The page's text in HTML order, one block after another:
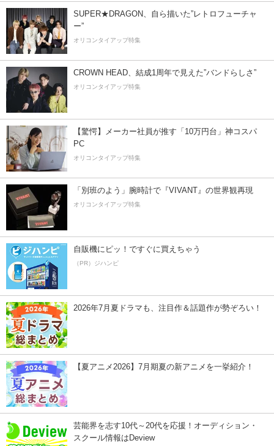
SUPER★DRAGON、自ら描いた”レトロフューチャ
ー”
オリコンタイアップ特集
CROWN HEAD、結成1周年で見えた”バンドらしさ”
オリコンタイアップ特集
【驚愕】メーカー社員が推す「10万円台」神コスパ
PC
オリコンタイアップ特集
「別班のよう」腕時計で『VIVANT』の世界観再現
オリコンタイアップ特集
自販機にピッ！ですぐに買えちゃう
（PR）ジハンピ
2026年7月夏ドラマも、注目作＆話題作が勢ぞろい！
【夏アニメ2026】7月期夏の新アニメを一挙紹介！
芸能界を志す10代～20代を応援！オーディション・
スクール情報はDeview